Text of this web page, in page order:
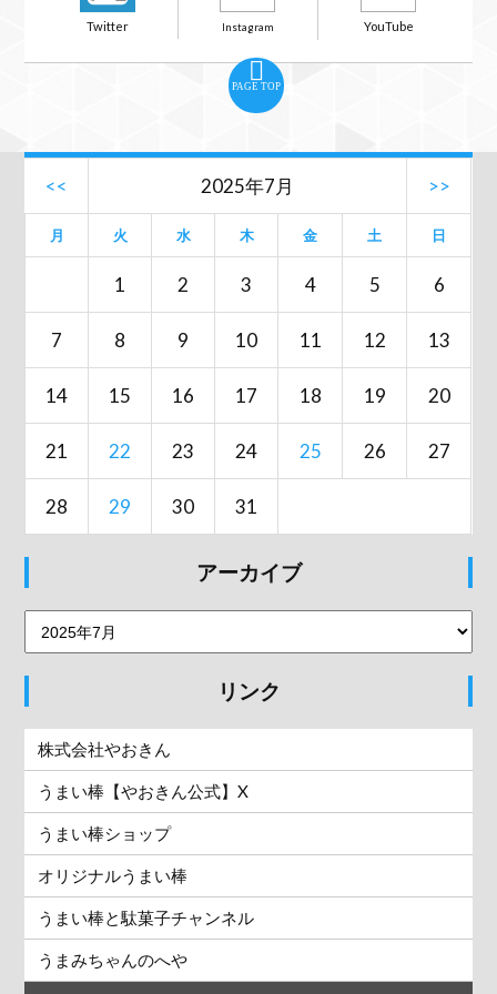
PAGE TOP
<< 2025年7月 >>
月 火 水 木 金 土 日
1 2 3 4 5 6
7 8 9 10 11 12 13
14 15 16 17 18 19 20
21 22 23 24 25 26 27
28 29 30 31
アーカイブ
リンク
株式会社やおきん
うまい棒【やおきん公式】X
うまい棒ショップ
オリジナルうまい棒
うまい棒と駄菓子チャンネル
うまみちゃんのへや